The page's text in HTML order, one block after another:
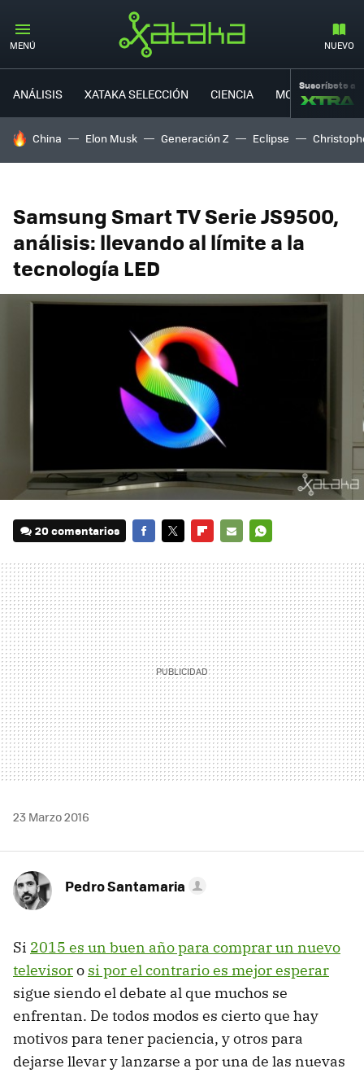
MENÚ NUEVO
ANÁLISIS XATAKA SELECCIÓN CIENCIA MOVILIDAD
Suscríbete a
HOY SE HABLA DE
China Elon Musk Generación Z Eclipse
Samsung Smart TV Serie JS9500,
análisis: llevando al límite a la
tecnología LED
20 comentarios
MAIL
23 Marzo 2016
Pedro Santamaria
Si 2015 es un buen año para comprar un nuevo
televisoro si por el contrario es mejor esperar
sigue siendo el debate al que muchos se
enfrentan. De todos modos es cierto que hay
motivos para tener paciencia, y otros para
dejarse llevar y lanzarse a por una de las nuevas